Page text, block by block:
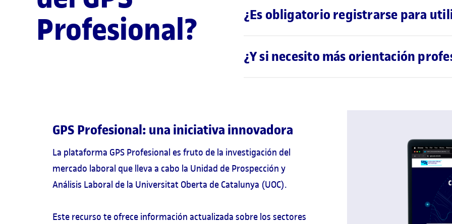
Profesional?
¿Es obligatorio registrarse para
¿Y si necesito más orientación
GPS Profesional: una iniciativa innovadora
La plataforma GPS Profesional es fruto de la investigación del
mercado laboral que lleva a cabo la Unidad de Prospección y
Análisis Laboral de la Universitat Oberta de Catalunya (UOC).
Este recurso te ofrece información actualizada sobre los sectores